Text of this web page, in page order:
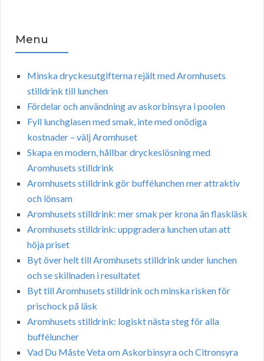
Menu
Minska dryckesutgifterna rejält med Aromhusets
stilldrink till lunchen
Fördelar och användning av askorbinsyra i poolen
Fyll lunchglasen med smak, inte med onödiga
kostnader – välj Aromhuset
Skapa en modern, hållbar dryckeslösning med
Aromhusets stilldrink
Aromhusets stilldrink gör buffélunchen mer attraktiv
och lönsam
Aromhusets stilldrink: mer smak per krona än flaskläsk
Aromhusets stilldrink: uppgradera lunchen utan att
höja priset
Byt över helt till Aromhusets stilldrink under lunchen
och se skillnaden i resultatet
Byt till Aromhusets stilldrink och minska risken för
prischock på läsk
Aromhusets stilldrink: logiskt nästa steg för alla
bufféluncher
Vad Du Måste Veta om Askorbinsyra och Citronsyra